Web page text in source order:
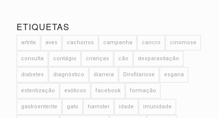
ETIQUETAS
artrite aves cachorros campanha cancro cinomose
consulta contágio crianças cão desparasitação
diabetes diagnóstico diarreia Dirofilariose esgana
esterilização exóticos facebook formação
gastroenterite gato hamster idade imunidade